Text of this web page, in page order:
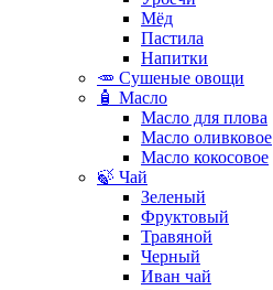
Мёд
Пастила
Напитки
🥕 Сушеные овощи
🧴 Масло
Масло для плова
Масло оливковое
Масло кокосовое
🍃 Чай
Зеленый
Фруктовый
Травяной
Черный
Иван чай